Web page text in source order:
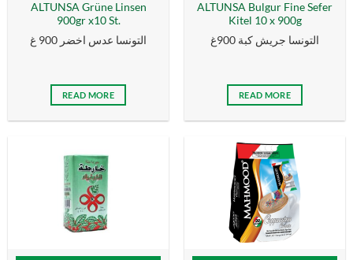
ALTUNSA Grüne Linsen
900gr x10 St.
التونسا عدس اخضر 900 غ
READ MORE
ALTUNSA Bulgur Fine Sefer
Kitel 10 x 900g
التونسا جريش كبة 900غ
READ MORE